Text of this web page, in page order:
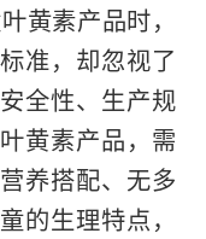
黄素产品时，
准，却忽视了
全性、生产规
黄素产品，需
养搭配、无多
的生理特点，